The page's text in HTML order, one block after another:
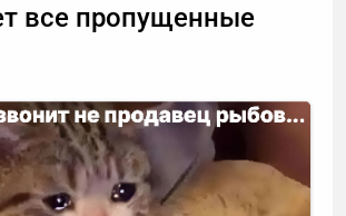
все пропущенные